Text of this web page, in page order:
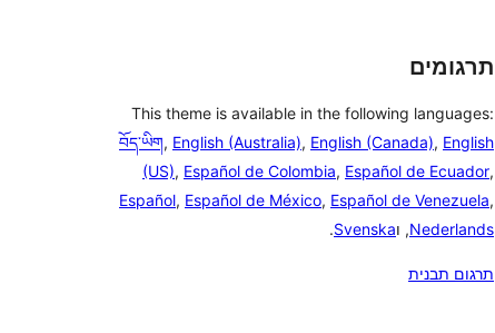
תרגומים
This theme is available in the following languages:
བོད་ཡིག, English (Australia), English (Canada), English
(US), Español de Colombia, Español de Ecuador,
Español, Español de México, Español de Venezuela,
Nederlands, וSvenska
.
תרגום תבנית